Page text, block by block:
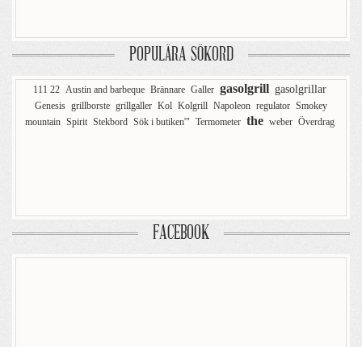
POPULÄRA SÖKORD
111 22 Austin and barbeque Brännare Galler gasolgrill gasolgrillar
Genesis grillborste grillgaller Kol Kolgrill Napoleon regulator Smokey
mountain Spirit Stekbord Sök i butiken'" Termometer the weber Överdrag
FACEBOOK